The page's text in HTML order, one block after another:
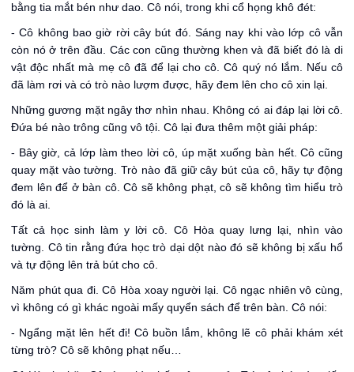
bằng tia mắt bén như dao. Cô nói, trong khi cổ họng khô đét:
- Cô không bao giờ rời cây bút đó. Sáng nay khi vào lớp cô vẫn
còn nó ở trên đầu. Các con cũng thường khen và đã biết đó là di
vật độc nhất mà mẹ cô đã để lại cho cô. Cô qu‎ý nó lắm. Nếu cô
đã làm rơi và có trò nào lượm được, hãy đem lên cho cô xin lại.
Những gương mặt ngây thơ nhìn nhau. Không có ai đáp lại lời cô.
Đứa bé nào trông cũng vô tội. Cô lại đưa thêm một giải pháp:
- Bây giờ, cả lớp làm theo lời cô, úp mặt xuống bàn hết. Cô cũng
quay mặt vào tường. Trò nào đã giữ cây bút của cô, hãy tự động
đem lên để ở bàn cô. Cô sẽ không phạt, cô sẽ không tìm hiểu trò
đó là ai.
Tất cả học sinh làm y lời cô. Cô Hòa quay lưng lại, nhìn vào
tường. Cô tin rằng đứa học trò dại dột nào đó sẽ không bị xấu hổ
và tự động lên trả bút cho cô.
Năm phút qua đi. Cô Hòa xoay người lại. Cô ngạc nhiên vô cùng,
vì không có gì khác ngoài mấy quyển sách để trên bàn. Cô nói:
- Ngẩng mặt lên hết đi! Cô buồn lắm, không lẽ cô phải khám xét
từng trò? Cô sẽ không phạt nếu…